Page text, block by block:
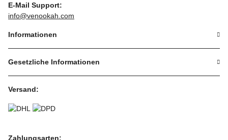
E-Mail Support:
info@venookah.com
Informationen
Gesetzliche Informationen
Versand:
Zahlungsarten: